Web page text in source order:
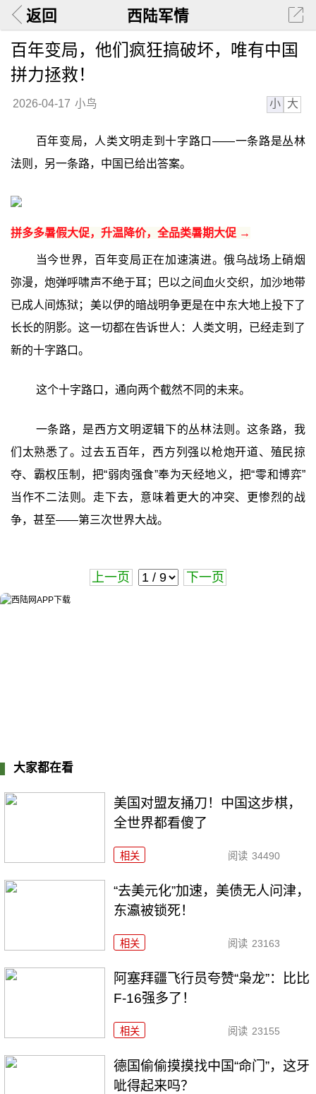
返回 西陆军情
百年变局，他们疯狂搞破坏，唯有中国
拼力拯救！
2026-04-17 小鸟 小 大
百年变局，人类文明走到十字路口——一条路是丛林
法则，另一条路，中国已给出答案。
拼多多暑假大促，升温降价，全品类暑期大促 →
当今世界，百年变局正在加速演进。俄乌战场上硝烟
弥漫，炮弹呼啸声不绝于耳；巴以之间血火交织，加沙地带
已成人间炼狱；美以伊的暗战明争更是在中东大地上投下了
长长的阴影。这一切都在告诉世人：人类文明，已经走到了
新的十字路口。
这个十字路口，通向两个截然不同的未来。
一条路，是西方文明逻辑下的丛林法则。这条路，我
们太熟悉了。过去五百年，西方列强以枪炮开道、殖民掠
夺、霸权压制，把“弱肉强食”奉为天经地义，把“零和博弈”
当作不二法则。走下去，意味着更大的冲突、更惨烈的战
争，甚至——第三次世界大战。
上一页 下一页
大家都在看
美国对盟友捅刀！中国这步棋，
全世界都看傻了
相关 阅读 34490
“去美元化”加速，美债无人问津，
东瀛被锁死！
相关 阅读 23163
阿塞拜疆飞行员夸赞“枭龙”：比比
F-16强多了！
相关 阅读 23155
德国偷偷摸摸找中国“命门”，这牙
呲得起来吗？